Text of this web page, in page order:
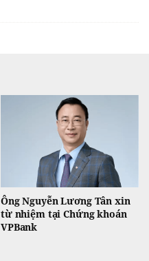
Ông Nguyễn Lương Tân xin
từ nhiệm tại Chứng khoán
VPBank